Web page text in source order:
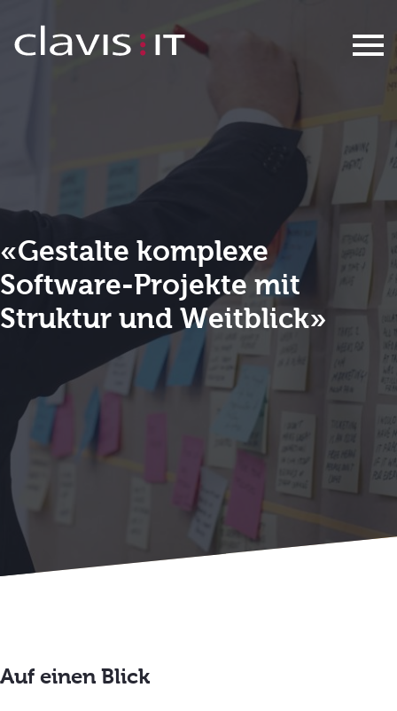
«Gestalte komplexe
Software-Projekte mit
Struktur und Weitblick»
Auf einen Blick